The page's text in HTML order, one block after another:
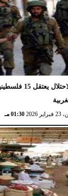
الاحتلال
2026 01:30 مـ